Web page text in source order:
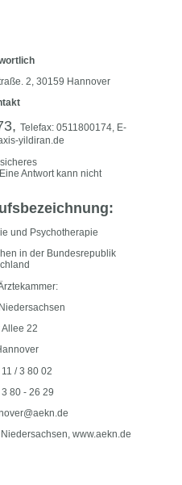
2, 30159 Hannover
Telefax: 0511800174, E-
yildiran.de
Antwort kann nicht
und Psychotherapie
in der Bundesrepublik
Allee 22
/ 3 80 02
3 80 - 26 29
www.aekn.de